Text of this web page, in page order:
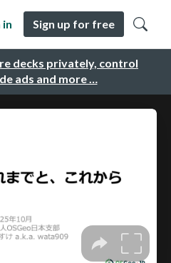
decks privately, control
ads and more …
in Sign up for free